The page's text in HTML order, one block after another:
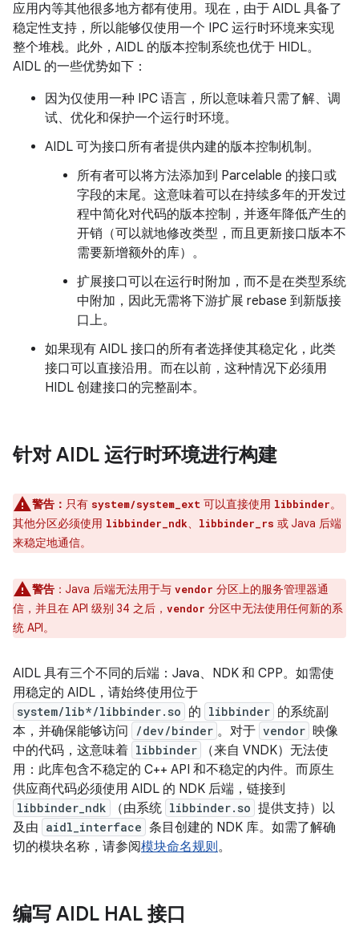
应用内等其他很多地方都有使用。现在，由于 AIDL 具备了
稳定性支持，所以能够仅使用一个 IPC 运行时环境来实现
整个堆栈。此外，AIDL 的版本控制系统也优于 HIDL。
AIDL 的一些优势如下：
因为仅使用一种 IPC 语言，所以意味着只需了解、调
试、优化和保护一个运行时环境。
AIDL 可为接口所有者提供内建的版本控制机制。
所有者可以将方法添加到 Parcelable 的接口或
字段的末尾。这意味着可以在持续多年的开发过
程中简化对代码的版本控制，并逐年降低产生的
开销（可以就地修改类型，而且更新接口版本不
需要新增额外的库）。
扩展接口可以在运行时附加，而不是在类型系统
中附加，因此无需将下游扩展 rebase 到新版接
口上。
如果现有 AIDL 接口的所有者选择使其稳定化，此类
接口可以直接沿用。而在以前，这种情况下必须用
HIDL 创建接口的完整副本。
针对 AIDL 运行时环境进行构建
警告： 只有 system/system_ext 可以直接使用 libbinder。
其他分区必须使用 libbinder_ndk、 libbinder_rs 或 Java 后端
来稳定地通信。
警告 ： Java 后端无法用于与 vendor 分区上的服务管理器通
信，并且在 API 级别 34 之后， vendor 分区中无法使用任何新的系
统 API。
AIDL 具有三个不同的后端：Java、NDK 和 CPP。如需使
用稳定的 AIDL，请始终使用位于
system/lib*/libbinder.so 的 libbinder 的系统副
本，并确保能够访问
/dev/binder 。对于 vendor 映像
中的代码，这意味着 libbinder
（来自 VNDK）无法使
用：此库包含不稳定的 C++ API 和不稳定的内件。而原生
供应商代码必须使用 AIDL 的 NDK 后端，链接到
libbinder_ndk （由系统 libbinder.so 提供支持）以
及由 aidl_interface 条目创建的 NDK 库。如需了解确
切的模块名称，请参阅模块命名规则。
编写 AIDL HAL 接口